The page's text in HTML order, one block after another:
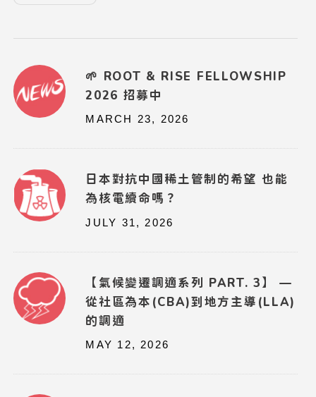
🌱 ROOT & RISE FELLOWSHIP
2026 招募中
MARCH 23, 2026
日本對抗中國稀土管制的希望 也能
為核電續命嗎？
JULY 31, 2026
【氣候變遷調適系列 PART. 3】 —
從社區為本(CBA)到地方主導(LLA)
的調適
MAY 12, 2026